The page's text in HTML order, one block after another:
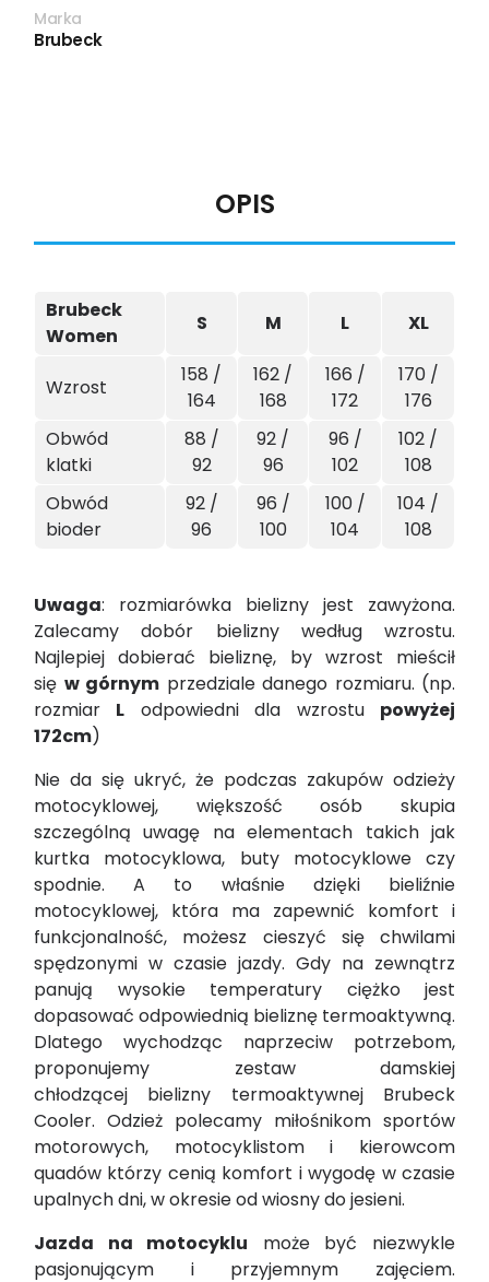
Marka
Brubeck
OPIS
Brubeck
Women
S M L XL
Wzrost
158 /
164
162 /
168
166 /
172
170 /
176
Obwód
klatki
88 /
92
92 /
96
96 /
102
102 /
108
Obwód
bioder
92 /
96
96 /
100
100 /
104
104 /
108
Uwaga: rozmiarówka bielizny jest zawyżona.
Zalecamy dobór bielizny według wzrostu.
Najlepiej dobierać bieliznę, by wzrost mieścił
się w górnym przedziale danego rozmiaru. (np.
rozmiar L odpowiedni dla wzrostu powyżej
172cm)
Nie da się ukryć, że podczas zakupów odzieży
motocyklowej, większość osób skupia
szczególną uwagę na elementach takich jak
kurtka motocyklowa, buty motocyklowe czy
spodnie. A to właśnie dzięki bieliźnie
motocyklowej, która ma zapewnić komfort i
funkcjonalność, możesz cieszyć się chwilami
spędzonymi w czasie jazdy. Gdy na zewnątrz
panują wysokie temperatury ciężko jest
dopasować odpowiednią bieliznę termoaktywną.
Dlatego wychodząc naprzeciw potrzebom,
proponujemy zestaw damskiej
chłodzącej bielizny termoaktywnej Brubeck
Cooler. Odzież polecamy miłośnikom sportów
motorowych, motocyklistom i kierowcom
quadów którzy cenią komfort i wygodę w czasie
upalnych dni, w okresie od wiosny do jesieni.
Jazda na motocyklu może być niezwykle
pasjonującym i przyjemnym zajęciem.